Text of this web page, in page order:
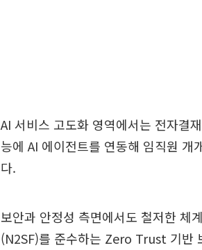
AI 서비스 고도화 영역에서는 전자결
능에 AI 에이전트를 연동해 임직원 개
다.
보안과 안정성 측면에서도 철저한 체
(N2SF)를 준수하는 Zero Trust 기반